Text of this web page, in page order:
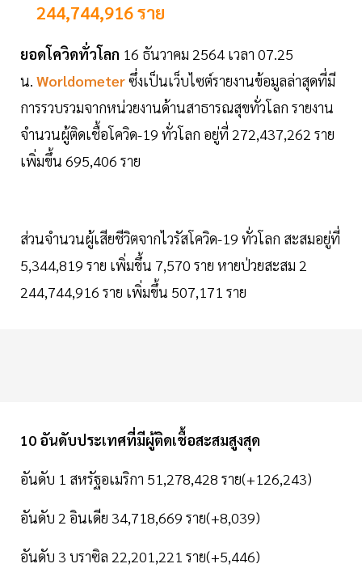
244,744,916 ราย
ยอดโควิดทั่วโลก 16 ธันวาคม 2564 เวลา 07.25
น. Worldometerซึ่งเป็นเว็บไซต์รายงานข้อมูลล่าสุดที่มี
การรวบรวมจากหน่วยงานด้านสาธารณสุขทั่วโลก รายงาน
จำนวนผู้ติดเชื้อโควิด-19 ทั่วโลก อยู่ที่ 272,437,262 ราย
เพิ่มขึ้น 695,406 ราย
ส่วนจำนวนผู้เสียชีวิตจากไวรัสโควิด-19 ทั่วโลก สะสมอยู่ที่
5,344,819 ราย เพิ่มขึ้น 7,570 ราย หายป่วยสะสม 2
244,744,916 ราย เพิ่มขึ้น 507,171 ราย
10 อันดับประเทศที่มีผู้ติดเชื้อสะสมสูงสุด
อันดับ 1 สหรัฐอเมริกา 51,278,428 ราย(+126,243)
อันดับ 2 อินเดีย 34,718,669 ราย(+8,039)
อันดับ 3 บราซิล 22,201,221 ราย(+5,446)